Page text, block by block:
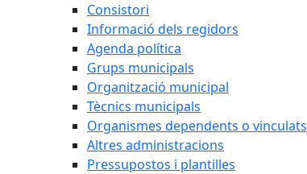
Consistori
Informació dels regidors
Agenda política
Grups municipals
Organització municipal
Tècnics municipals
Organismes dependents o vinculats
Altres administracions
Pressupostos i plantilles